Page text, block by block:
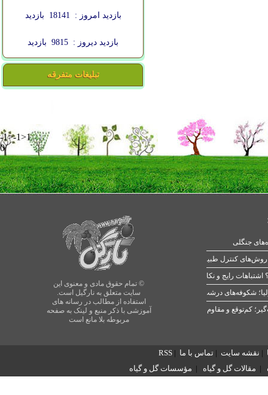
بازدید امروز : 18141 بازدید
بازدید دیروز : 9815 بازدید
تبلیغات متفرقه
-1>-1>1
0
© تمام حقوق مادی و معنوی این
سایت متعلق به نارگیل است.
استفاده از مطالب در رسانه های
آموزشی با ذکر منبع و لینک به صفحه
مربوطه بلا مانع است
جنگلی
رایج و نکات طلایی
شکوفه‌های درشت در بهار
| نقشه سایت | تماس با ما |
RSS
| مقالات گل و گیاه | مؤسسات گل و گیاه